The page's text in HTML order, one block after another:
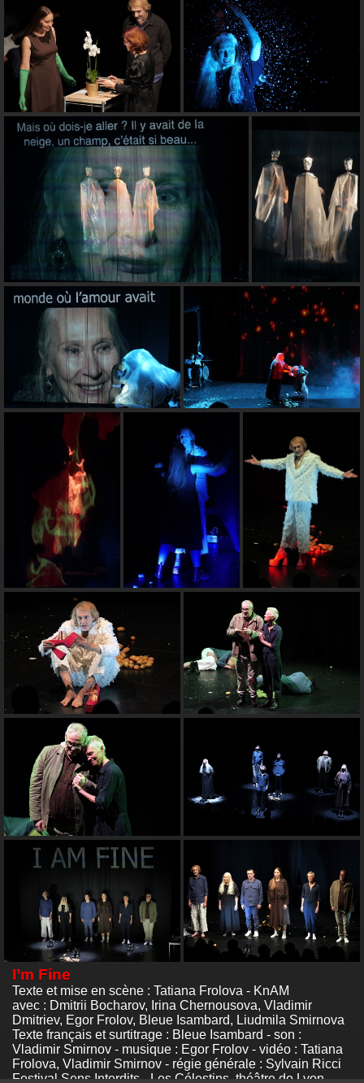
I’m Fine
Texte et mise en scène : Tatiana Frolova - KnAM
avec : Dmitrii Bocharov, Irina Chernousova, Vladimir
Dmitriev, Egor Frolov, Bleue Isambard, Liudmila Smirnova
Texte français et surtitrage : Bleue Isambard - son :
Vladimir Smirnov - musique : Egor Frolov - vidéo : Tatiana
Frolova, Vladimir Smirnov - régie générale : Sylvain Ricci
Festival Sens Interdits - Les Célestins, théâtre de Lyon –